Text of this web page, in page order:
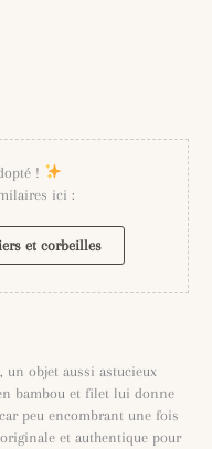
!
ici :
et corbeilles
, un objet aussi astucieux
bambou et filet lui donne
peu encombrant une fois
et authentique pour